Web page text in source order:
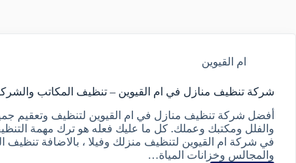
ام القيوين
شركة تنظيف منازل في ام القيوين – تنظيف المكاتب
أفضل شركة تنظيف منازل في ام القيوين لتنظيف وتعقيم
والفلل ومكتبك وعملك. كل ما عليك فعله هو ترك مهمة
في شركة ام القيوين لتنظيف منزلك وفيلا ، بالاضافة تنظيف
والمجالس وخزانات المياة…